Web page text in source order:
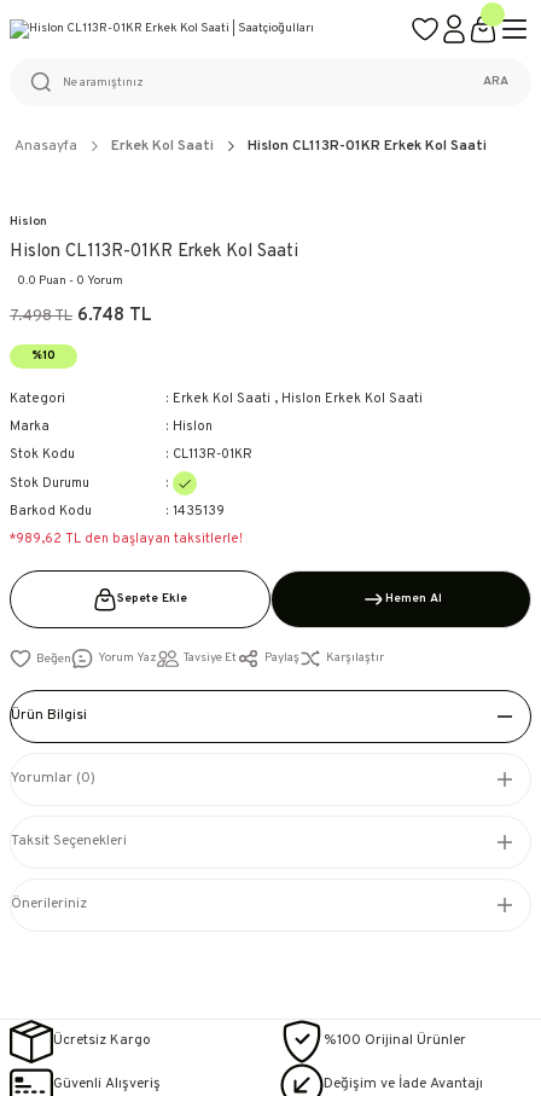
%100 ORİJİNAL ÜRÜN GARANTİSİ
ARA
Anasayfa Erkek Kol Saati Hislon CL113R-01KR Erkek Kol Saati
Hislon
Hislon CL113R-01KR Erkek Kol Saati
0.0 Puan - 0 Yorum
7.498 TL 6.748 TL
%10
Kategori Erkek Kol Saati , Hislon Erkek Kol Saati
Marka
Hislon
Stok Kodu
CL113R-01KR
Stok Durumu
Barkod Kodu
1435139
*989,62 TL den başlayan taksitlerle!
Sepete Ekle Hemen Al
Yorum Yaz Tavsiye Et Paylaş Karşılaştır
Ürün Bilgisi
Yorumlar (0)
Taksit Seçenekleri
Önerileriniz
Ücretsiz Kargo %100 Orijinal Ürünler
Güvenli Alışveriş Değişim ve İade Avantajı